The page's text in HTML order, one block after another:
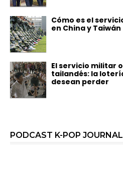
Cómo es el
en China y Taiwán
El servicio militar
tailandés: la
desean perder
PODCAST K-POP